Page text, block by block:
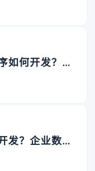
如何开发？从
发？企业数字